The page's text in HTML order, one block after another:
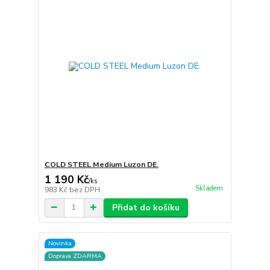
COLD STEEL Medium Luzon DE.
1 190 Kč/ks
983 Kč bez DPH Skladem
Přidat do košíku
Novinka
Doprava ZDARMA